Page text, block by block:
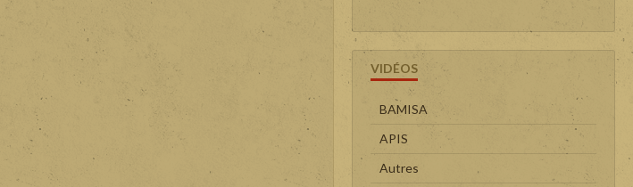
VIDÉOS
BAMISA
APIS
Autres